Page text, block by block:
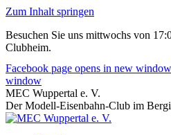
Zum Inhalt springen
Besuchen Sie uns mittwochs von
Clubheim.
Facebook page opens in new window
window
MEC Wuppertal e. V.
Der Modell-Eisenbahn-Club im